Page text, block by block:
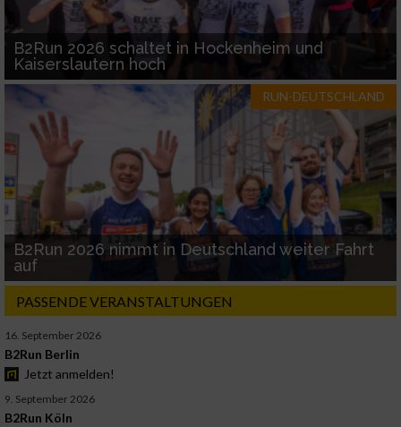
B2Run 2026 schaltet in Hockenheim und
Kaiserslautern hoch
RUN-DEUTSCHLAND
B2Run 2026 nimmt in Deutschland weiter Fahrt
auf
PASSENDE VERANSTALTUNGEN
16. September 2026
B2Run Berlin
Jetzt anmelden!
9. September 2026
B2Run Köln